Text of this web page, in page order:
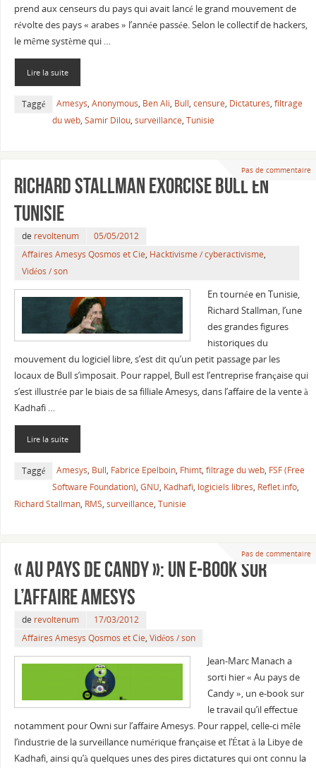
prend aux censeurs du pays qui avait lancé le grand mouvement de
révolte des pays « arabes » l’année passée. Selon le collectif de hackers,
le même système qui …
Lire la suite
Taggé Amesys, Anonymous, Ben Ali, Bull, censure, Dictatures, filtrage
du web, Samir Dilou, surveillance, Tunisie
Pas de commentaire
Richard Stallman exorcise Bull en
Tunisie
de revoltenum
05/05/2012
Affaires Amesys Qosmos et Cie, Hacktivisme / cyberactivisme,
Vidéos / son
En tournée en Tunisie,
Richard Stallman, l’une
des grandes figures
historiques du
mouvement du logiciel libre, s’est dit qu’un petit passage par les
locaux de Bull s’imposait. Pour rappel, Bull est l’entreprise française qui
s’est illustrée par le biais de sa filliale Amesys, dans l’affaire de la vente à
Kadhafi …
Lire la suite
Taggé Amesys, Bull, Fabrice Epelboin, Fhimt, filtrage du web, FSF (Free
Software Foundation), GNU, Kadhafi, logiciels libres, Reflet.info,
Richard Stallman, RMS, surveillance, Tunisie
Pas de commentaire
« Au pays de Candy »: un e-book sur
l’affaire Amesys
de revoltenum
17/03/2012
Affaires Amesys Qosmos et Cie, Vidéos / son
Jean-Marc Manach a
sorti hier « Au pays de
Candy », un e-book sur
le travail qu’il effectue
notamment pour Owni sur l’affaire Amesys. Pour rappel, celle-ci mêle
l’industrie de la surveillance numérique française et l’État à la Libye de
Kadhafi, ainsi qu’à quelques unes des pires dictatures qui ont connu la